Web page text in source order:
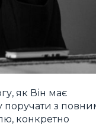
як Він має
поручати з
конкретно